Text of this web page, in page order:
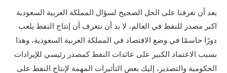
بعد أن تعرفنا على الحل الصحيح لسؤال المملكة العربية السعودية
اكبر مصدر للنفط في العالم، لا بد أن نتعرف أن
إنتاج النفط يلعب
دورًا حاسمًا في وضع الاقتصاد في المملكة العربية السعودية، وهذا
بسبب الاعتماد الكبير على عائدات النفط كمصدر رئيسي للإيرادات
الحكومية والتصدير، إليك بعض التأثيرات المهمة لإنتاج النفط على